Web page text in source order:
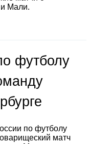
и Мали.
футболу
по футболу
матч